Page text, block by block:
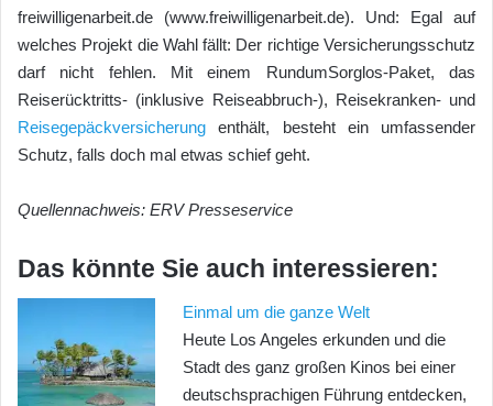
freiwilligenarbeit.de (www.freiwilligenarbeit.de). Und: Egal auf
welches Projekt die Wahl fällt: Der richtige Versicherungsschutz
darf nicht fehlen. Mit einem RundumSorglos-Paket, das
Reiserücktritts- (inklusive Reiseabbruch-), Reisekranken- und
Reisegepäckversicherung enthält, besteht ein umfassender
Schutz, falls doch mal etwas schief geht.
Quellennachweis: ERV Presseservice
Das könnte Sie auch interessieren:
Einmal um die ganze Welt
Heute Los Angeles erkunden und die
Stadt des ganz großen Kinos bei einer
deutschsprachigen Führung entdecken,